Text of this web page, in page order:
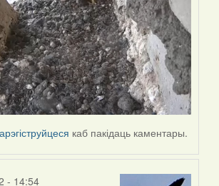
каб пакідаць каментары.
- 14:54